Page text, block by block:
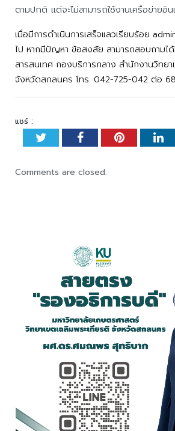
ตามปกติ แต่จะไม่สามารถใช้งานเครือข่ายอิน
เมื่อมีการดำเนินการเสร็จแลวเรียบร้อย
ไป หากมีปัญหา ข้อสงสัย สามารถสอบถามได้
สารสนเทศ กองบริการกลาง สำนักงานวิทยา
จังหวัดสกลนคร โทร. 042-725-042 ต่อ
แชร์ :
TwitterFacebookPinterest
Comments are closed.